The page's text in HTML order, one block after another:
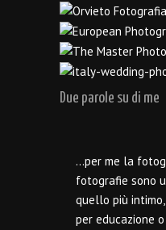
Due parole su di me
…per me la
fotografie sono
quello più
per educazione